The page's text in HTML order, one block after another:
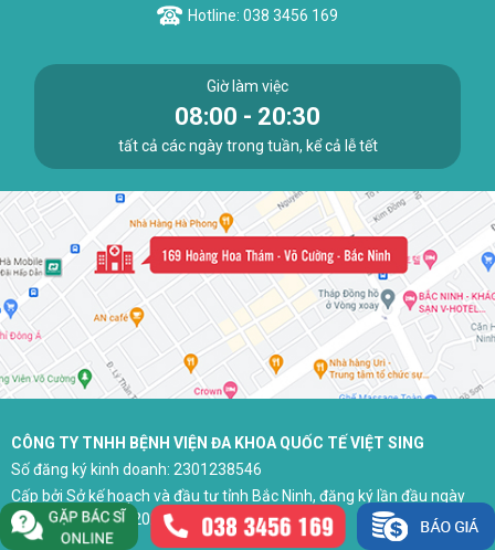
Hotline: 038 3456 169
Giờ làm việc
08:00 - 20:30
tất cả các ngày trong tuần, kể cả lễ tết
CÔNG TY TNHH BỆNH VIỆN ĐA KHOA QUỐC TẾ VIỆT SING
Số đăng ký kinh doanh: 2301238546
Cấp bởi Sở kế hoạch và đầu tư tỉnh Bắc Ninh, đăng ký lần đầu ngày
29 tháng 03 năm 2023